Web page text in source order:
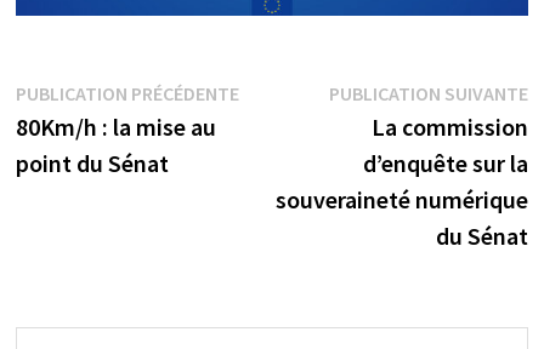
Navigation
de
l’article
PUBLICATION PRÉCÉDENTEPublication
80Km/h : la mise au
point du Sénat
PUBLICATION SUIVANTE
La commission
d’enquête sur la
souveraineté numérique
du Sénat